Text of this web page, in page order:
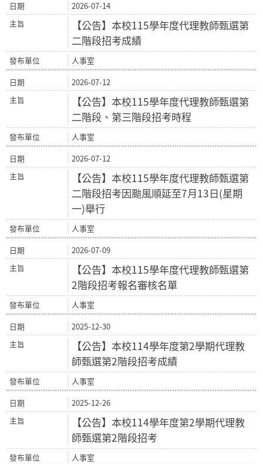
2026-07-14
【公告】本校115學年度代理教師甄選第
二階段招考成績
人事室
2026-07-12
【公告】本校115學年度代理教師甄選第
二階段、第三階段招考時程
人事室
2026-07-12
【公告】本校115學年度代理教師甄選第
二階段招考因颱風順延至7月13日(星期
一)舉行
人事室
2026-07-09
【公告】本校115學年度代理教師甄選第
2階段招考報名審核名單
人事室
2025-12-30
【公告】本校114學年度第2學期代理教
師甄選第2階段招考成績
人事室
2025-12-26
【公告】本校114學年度第2學期代理教
師甄選第2階段招考
人事室